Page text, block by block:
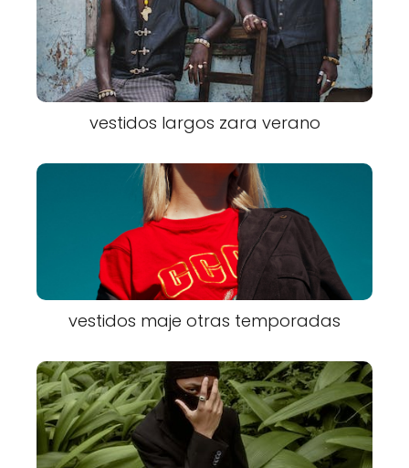
vestidos largos zara verano
vestidos maje otras temporadas